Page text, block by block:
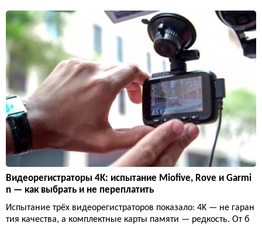
Видеорегистраторы 4K: испытание Miofive, Rove и Garmi
n — как выбрать и не переплатить
Испытание трёх видеорегистраторов показало: 4K — не гаран
тия качества, а комплектные карты памяти — редкость. От б